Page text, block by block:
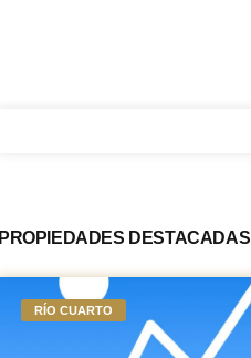
PROPIEDADES DESTACADAS
RÍO CUARTO